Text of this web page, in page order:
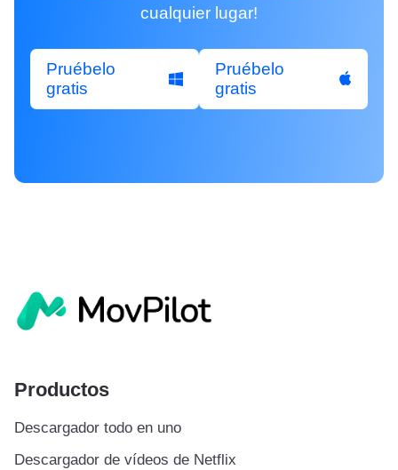
cualquier lugar!
Pruébelo
gratis
Pruébelo
gratis
Productos
Descargador todo en uno
Descargador de vídeos de Netflix